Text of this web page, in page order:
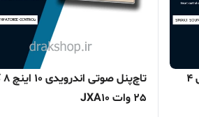
تاچ پنل صوتی اندرویدی چهار کانال 4
25 وات JXA10